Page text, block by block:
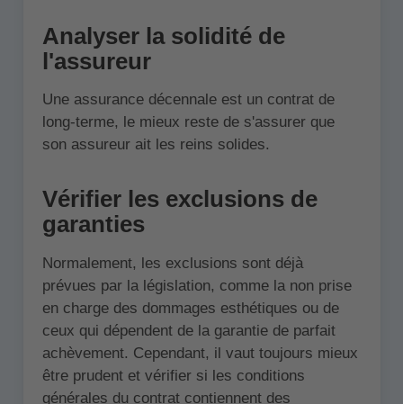
Analyser la solidité de
l'assureur
Une assurance décennale est un contrat de
long-terme, le mieux reste de s'assurer que
son assureur ait les reins solides.
Vérifier les exclusions de
garanties
Normalement, les exclusions sont déjà
prévues par la législation, comme la non prise
en charge des dommages esthétiques ou de
ceux qui dépendent de la garantie de parfait
achèvement. Cependant, il vaut toujours mieux
être prudent et vérifier si les conditions
générales du contrat contiennent des